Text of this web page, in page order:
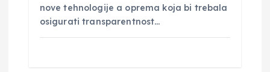
nove tehnologije a oprema koja bi trebala
osigurati transparentnost…